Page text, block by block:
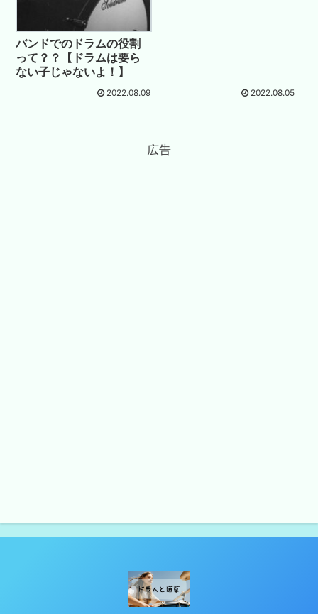
バンドでのドラムの役割
って？？【ドラムは要ら
ない子じゃないよ！】
2022.08.09 2022.08.05
広告